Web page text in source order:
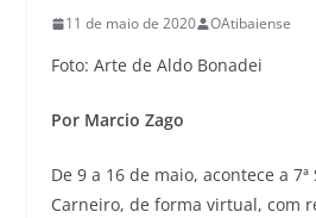
11 de maio de 2020 OAtibaiense
Foto: Arte de Aldo Bonadei
Por Marcio Zago
De 9 a 16 de maio, acontece a
Carneiro, de forma virtual, com